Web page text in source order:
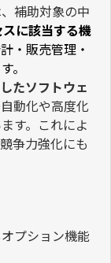
補助対象の中
に該当する機
・販売管理・
。
たソフトウェ
動化や高度化
す。これによ
争力強化にも
プション機能